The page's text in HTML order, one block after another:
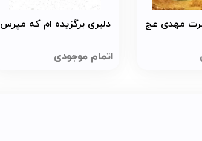
مهدی عج دلبری برگزیده ام که مپرس
اتمام موجودی